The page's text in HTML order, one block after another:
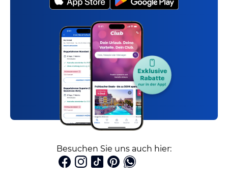
Besuchen Sie uns auch hier: